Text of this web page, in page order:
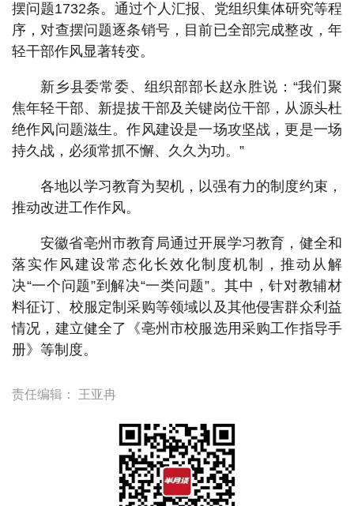
摆问题1732条。通过个人汇报、党组织集体研究等程
序，对查摆问题逐条销号，目前已全部完成整改，年
轻干部作风显著转变。
新乡县委常委、组织部部长赵永胜说：“我们聚
焦年轻干部、新提拔干部及关键岗位干部，从源头杜
绝作风问题滋生。作风建设是一场攻坚战，更是一场
持久战，必须常抓不懈、久久为功。”
各地以学习教育为契机，以强有力的制度约束，
推动改进工作作风。
安徽省亳州市教育局通过开展学习教育，健全和
落实作风建设常态化长效化制度机制，推动从解
决“一个问题”到解决“一类问题”。其中，针对教辅材
料征订、校服定制采购等领域以及其他侵害群众利益
情况，建立健全了《亳州市校服选用采购工作指导手
册》等制度。
责任编辑： 王亚冉